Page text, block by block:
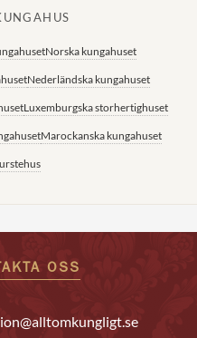
Norska kungahuset
Nederländska kungahuset
Luxemburgska storhertighuset
Marockanska kungahuset
OSS